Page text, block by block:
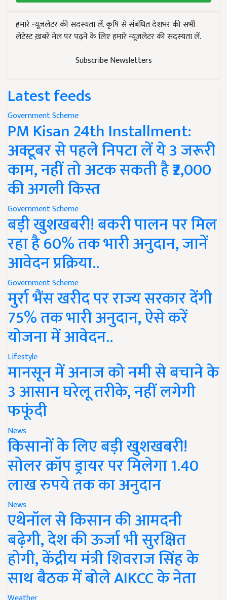
हमारे न्यूज़लेटर की सदस्यता लें. कृषि से संबंधित देशभर की सभी
लेटेस्ट ख़बरें मेल पर पढ़ने के लिए हमारे न्यूज़लेटर की सदस्यता लें.
Subscribe Newsletters
Latest feeds
Government Scheme
PM Kisan 24th Installment:
अक्टूबर से पहले निपटा लें ये 3 जरूरी
काम, नहीं तो अटक सकती है ₹2,000
की अगली किस्त
Government Scheme
बड़ी खुशखबरी! बकरी पालन पर मिल
रहा है 60% तक भारी अनुदान, जानें
आवेदन प्रक्रिया..
Government Scheme
मुर्रा भैंस खरीद पर राज्य सरकार देंगी
75% तक भारी अनुदान, ऐसे करें
योजना में आवेदन..
Lifestyle
मानसून में अनाज को नमी से बचाने के
3 आसान घरेलू तरीके, नहीं लगेगी
फफूंदी
News
किसानों के लिए बड़ी खुशखबरी!
सोलर क्रॉप ड्रायर पर मिलेगा 1.40
लाख रुपये तक का अनुदान
News
एथेनॉल से किसान की आमदनी
बढ़ेगी, देश की ऊर्जा भी सुरक्षित
होगी, केंद्रीय मंत्री शिवराज सिंह के
साथ बैठक में बोले AIKCC के नेता